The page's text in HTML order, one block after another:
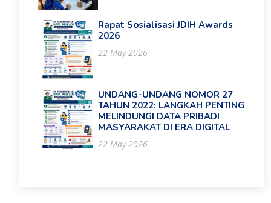
Rapat Sosialisasi JDIH Awards
2026
22 May 2026
UNDANG-UNDANG NOMOR 27
TAHUN 2022: LANGKAH PENTING
MELINDUNGI DATA PRIBADI
MASYARAKAT DI ERA DIGITAL
22 May 2026